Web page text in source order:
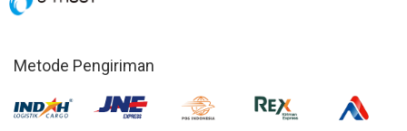
Metode Pengiriman